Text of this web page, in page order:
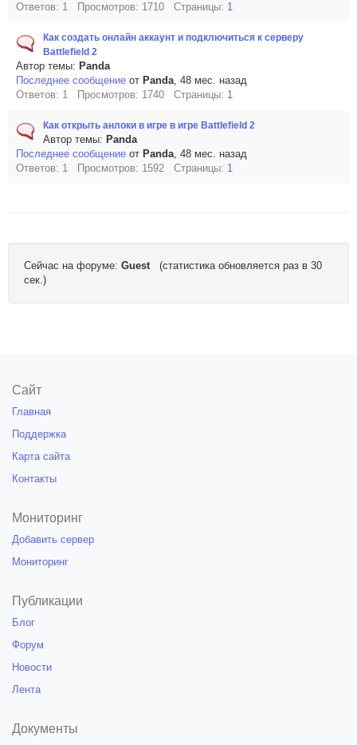
Ответов: 1 Просмотров: 1710 Страницы: 1
Как создать онлайн аккаунт и подключиться к серверу
Battlefield 2
Автор темы: Panda
Последнее сообщение от Panda, 48 мес. назад
Ответов: 1 Просмотров: 1740 Страницы: 1
Как открыть анлоки в игре в игре Battlefield 2
Автор темы: Panda
Последнее сообщение от Panda, 48 мес. назад
Ответов: 1 Просмотров: 1592 Страницы: 1
Сейчас на форуме: Guest(статистика обновляется раз в 30
сек.)
Сайт
Главная
Поддержка
Карта сайта
Контакты
Мониторинг
Добавить сервер
Мониторинг
Публикации
Блог
Форум
Новости
Лента
Документы